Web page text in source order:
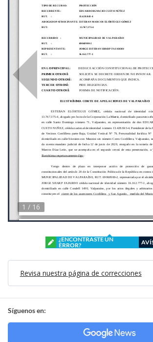
¿ENCONTRASTE UN
ERROR?
Revisa nuestra página de correcciones
Síguenos en: